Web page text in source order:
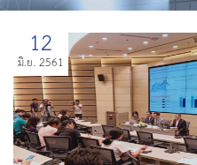
12
มิ.ย. 2561